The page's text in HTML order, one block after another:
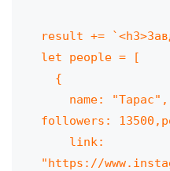
result +=
let people = [
followers:
"https://